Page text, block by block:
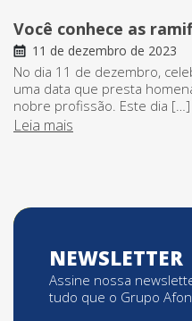
Você conhece as
11 de dezembro de 2023
No dia 11 de dezembro,
uma data que presta
nobre profissão. Este dia […]
Leia mais
NEWSLETTER
Assine nossa
tudo que o Grupo